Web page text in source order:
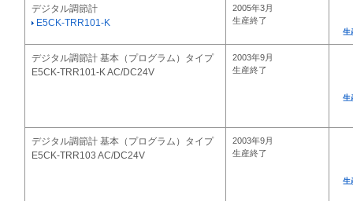
デジタル調節計
E5CK-TRR101-K
2005年3月
生産終了
生
デジタル調節計 基本（プログラム）タイプ
E5CK-TRR101-K AC/DC24V
2003年9月
生産終了
生
デジタル調節計 基本（プログラム）タイプ
E5CK-TRR103 AC/DC24V
2003年9月
生産終了
生